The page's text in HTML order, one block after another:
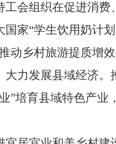
工会组织在促进消
国家“学生饮用奶计
动乡村旅游提质增
发展县域经济。推
”培育县域特色产